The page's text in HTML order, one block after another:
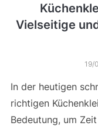
Vielseitige
19/
In der heutigen
richtigen
Bedeutung, um